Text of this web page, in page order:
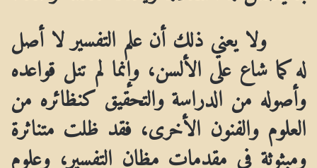
ولا يعني ذلك أن علم التفسير لا أصل
له كما شاع على الألسن، وإنما لم تنل قواعده
وأصوله من الدراسة والتحقيق كنظائره من
العلوم والفنون الأخرى، فقد ظلت متناثرة
ومبثوثة في مقدمات مظان التفسير، وعلوم